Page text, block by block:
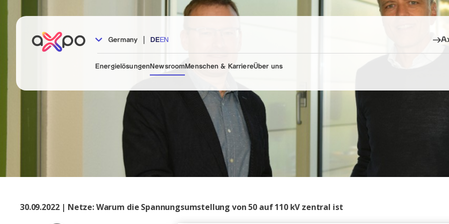
Germany | DE EN
EnergielösungenNewsroom Menschen & KarriereÜber uns
30.09.2022 | Netze: Warum die Spannungsumstellung von 50 auf 110 kV zentral ist